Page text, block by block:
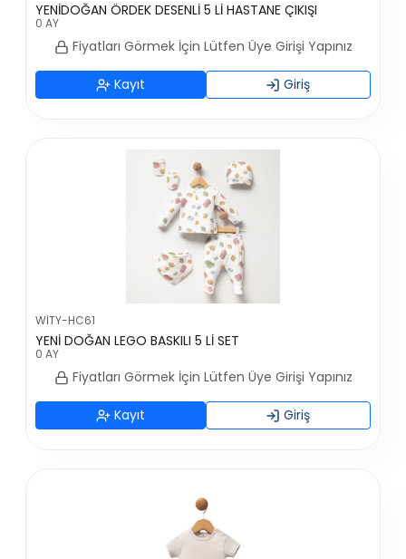
YENİDOĞAN ÖRDEK DESENLİ 5 Lİ HASTANE ÇIKIŞI
0 AY
Fiyatları Görmek İçin Lütfen Üye Girişi Yapınız
Kayıt Giriş
WİTY-HC61
YENİ DOĞAN LEGO BASKILI 5 Lİ SET
0 AY
Fiyatları Görmek İçin Lütfen Üye Girişi Yapınız
Kayıt Giriş